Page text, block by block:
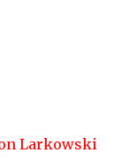
Larkowski